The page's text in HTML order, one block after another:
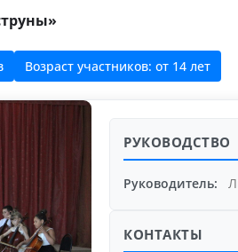
Возраст участников: от 14 лет
РУКОВОДСТВО
Руководитель:
КОНТАКТЫ